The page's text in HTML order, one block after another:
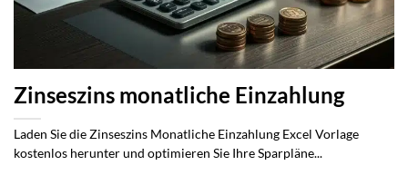
Zinseszins monatliche Einzahlung
Laden Sie die Zinseszins Monatliche Einzahlung Excel Vorlage
kostenlos herunter und optimieren Sie Ihre Sparpläne...